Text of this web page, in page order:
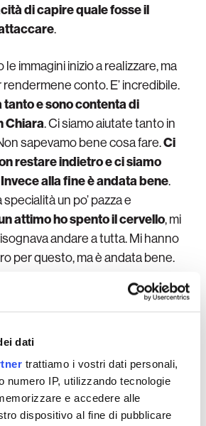
dati
trattiamo i vostri dati personali,
numero IP, utilizzando tecnologie
e accedere alle
dispositivo al fine di pubblicare
di capire quale fosse il
.
immagini inizio a realizzare, ma
rendermene conto. E’ incredibile.
tanto e sono contenta di
Chiara. Ci siamo aiutate tanto in
sapevamo bene cosa fare.Ci
restare indietro e ci siamo
alla fine è andata bene.
un po’ pazza e
attimo ho spento il cervello, mi
andare a tutta. Mi hanno
per questo, ma è andata bene.